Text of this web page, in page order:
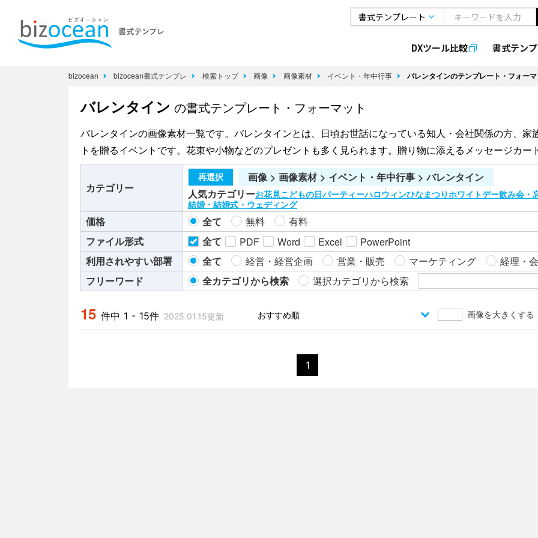
DXツール比較 書式テン
bizocean bizocean書式テンプレ 検索トップ 画像 画像素材 イベント・年中行事 バレンタインのテンプレート・フォー
バレンタイン の書式テンプレート・フォーマット
バレンタインの画像素材一覧です。バレンタインとは、日頃お世話になっている知人・会社関係の方、
トを贈るイベントです。花束や小物などのプレゼントも多く見られます。贈り物に添えるメッセージカ
カテゴリー
再選択
画像 > 画像素材 > イベント・年中行事 > バレンタイン
人気カテゴリーお花見こどもの日パーティーハロウィンひなまつりホワイトデー飲み会・
結婚・結婚式・ウェディング
価格 全て 無料
有料
ファイル形式
全て PDF Word Excel
PowerPoint
利用されやすい部署
全て 経営・経営企画 営業・販売 マーケティング
経理・
フリーワード
全カテゴリから検索 選択カテゴリから検索
15 件中 1 - 15件 2025.01.15更新 画像を大きくする
1